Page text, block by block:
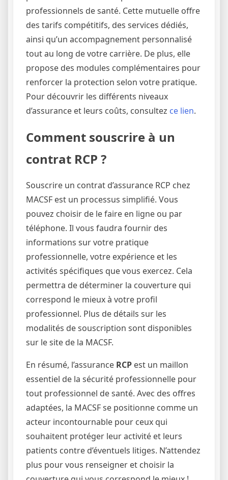
professionnels de santé. Cette mutuelle offre
des tarifs compétitifs, des services dédiés,
ainsi qu’un accompagnement personnalisé
tout au long de votre carrière. De plus, elle
propose des modules complémentaires pour
renforcer la protection selon votre pratique.
Pour découvrir les différents niveaux
d’assurance et leurs coûts, consultez ce lien.
Comment souscrire à un
contrat RCP ?
Souscrire un contrat d’assurance RCP chez
MACSF est un processus simplifié. Vous
pouvez choisir de le faire en ligne ou par
téléphone. Il vous faudra fournir des
informations sur votre pratique
professionnelle, votre expérience et les
activités spécifiques que vous exercez. Cela
permettra de déterminer la couverture qui
correspond le mieux à votre profil
professionnel. Plus de détails sur les
modalités de souscription sont disponibles
sur le site de la MACSF.
En résumé, l’assurance RCP est un maillon
essentiel de la sécurité professionnelle pour
tout professionnel de santé. Avec des offres
adaptées, la MACSF se positionne comme un
acteur incontournable pour ceux qui
souhaitent protéger leur activité et leurs
patients contre d’éventuels litiges. N’attendez
plus pour vous renseigner et choisir la